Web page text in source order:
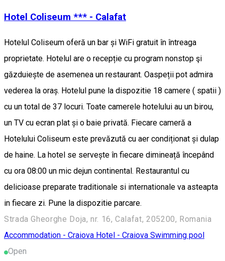
Hotel Coliseum *** - Calafat
Hotelul Coliseum oferă un bar și WiFi gratuit în întreaga
proprietate. Hotelul are o recepție cu program nonstop şi
găzduiește de asemenea un restaurant. Oaspeții pot admira
vederea la oraș. Hotelul pune la dispozitie 18 camere ( spatii )
cu un total de 37 locuri. Toate camerele hotelului au un birou,
un TV cu ecran plat și o baie privată. Fiecare cameră a
Hotelului Coliseum este prevăzută cu aer condiționat și dulap
de haine. La hotel se servește în fiecare dimineață începând
cu ora 08:00 un mic dejun continental. Restaurantul cu
delicioase preparate traditionale si internationale va asteapta
in fiecare zi. Pune la dispozitie parcare.
Strada Gheorghe Doja, nr. 16, Calafat, 205200, Romania
Accommodation - Craiova Hotel - Craiova Swimming pool
Open